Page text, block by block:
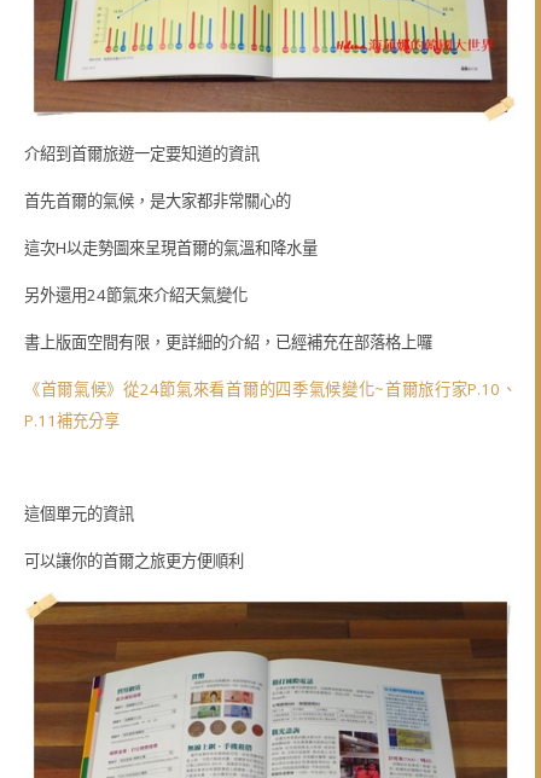
介紹到首爾旅遊一定要知道的資訊
首先首爾的氣候， 是大家都非常關心的
這次H以走勢圖來呈現首爾的氣溫和降水量
另外還用24節氣來介紹天氣變化
書上版面空間有限，更詳細的介紹， 已經補充在部落格上囉
《首爾氣候》從24節氣來看首爾的四季氣候變化~首爾旅行家P.10、
P.11補充分享
這個單元的資訊
可以讓你的首爾之旅更方便順利